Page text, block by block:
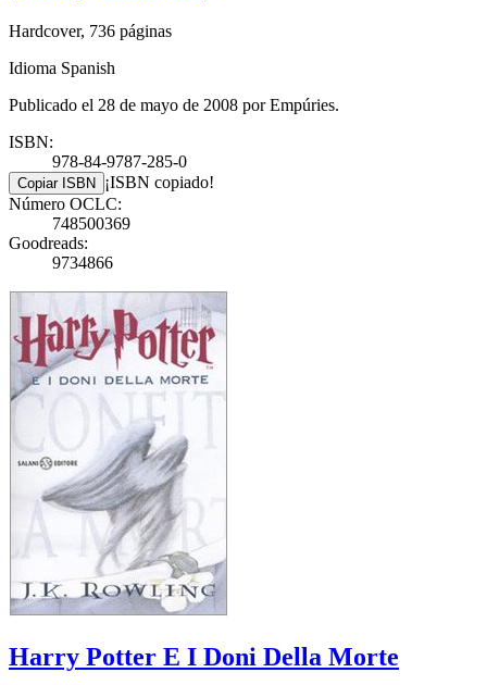
Hardcover, 736 páginas
Idioma Spanish
Publicado el 28 de mayo de 2008 por Empúries.
ISBN:
978-84-9787-285-0
Copiar ISBN
¡ISBN copiado!
Número OCLC:
748500369
Goodreads:
9734866
Harry Potter E I Doni Della Morte